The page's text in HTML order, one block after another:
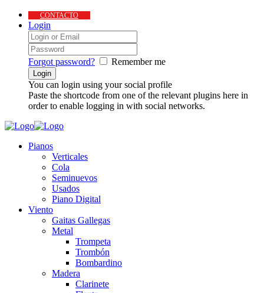
CONTACTO
Login
Forgot password? Remember me
You can login using your social profile
Paste the shortcode from one of the relevant plugins here in
order to enable logging in with social networks.
Pianos
Verticales
Cola
Seminuevos
Usados
Piano Digital
Viento
Gaitas Gallegas
Metal
Trompeta
Trombón
Bombardino
Madera
Clarinete